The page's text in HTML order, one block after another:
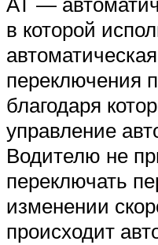
в которой
переключения
благодаря
управление
Водителю не
переключать
изменении
происходит